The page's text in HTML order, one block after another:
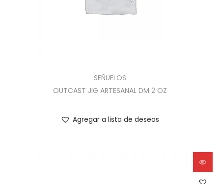
SEÑUELOS
OUTCAST JIG ARTESANAL DM 2 OZ
Agregar a lista de deseos